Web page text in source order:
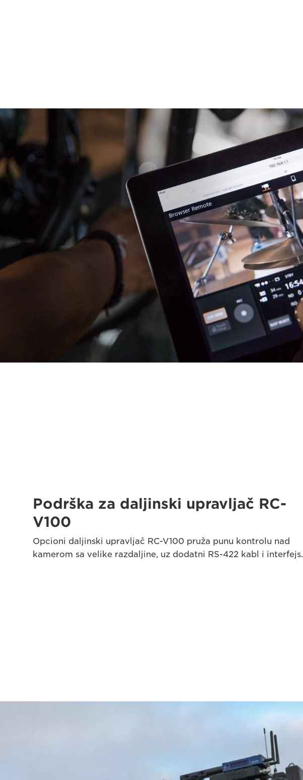
Podrška za daljinski upravljač RC-
V100
Opcioni daljinski upravljač RC-V100 pruža punu kontrolu nad
kamerom sa velike razdaljine, uz dodatni RS-422 kabl i interfejs.